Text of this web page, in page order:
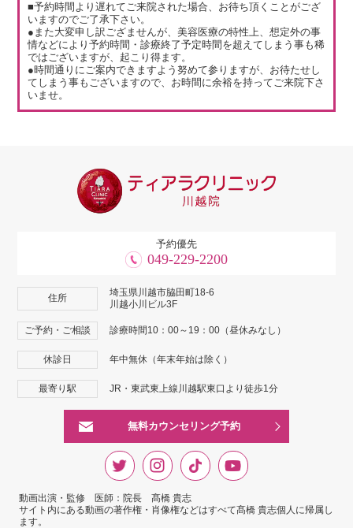
■予約時間より遅れてご来院された場合、お待ち頂くことがござ
いますのでご了承下さい。
●また大変申し訳ござませんが、美容医療の特性上、想定外の事
情などにより予約時間・診療終了予定時間を超えてしまう事も稀
ではございますが、起こり得ます。
●時間通りにご案内できますよう努めて参りますが、お待たせし
てしまう事もございますので、お時間に余裕を持ってご来院下さ
いませ。
予約優先
049-229-2200
住所
埼玉県川越市脇田町18-6
川越小川ビル3F
ご予約・ご相談 診療時間10：00～19：00（昼休みなし）
休診日 年中無休（年末年始は除く）
最寄り駅 JR・東武東上線川越駅東口より徒歩1分
無料カウンセリング予約
動画出演・監修 医師：院長 髙橋 貴志
サイト内にある動画の著作権・肖像権などはすべて髙橋 貴志個人に帰属し
ます。